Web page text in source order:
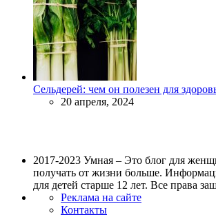
Сельдерей: чем он полезен для
20 апреля, 2024
2017-2023 Умная – Это блог для
получать от жизни больше.
для детей старше 12 лет. Все права
Реклама на сайте
Контакты